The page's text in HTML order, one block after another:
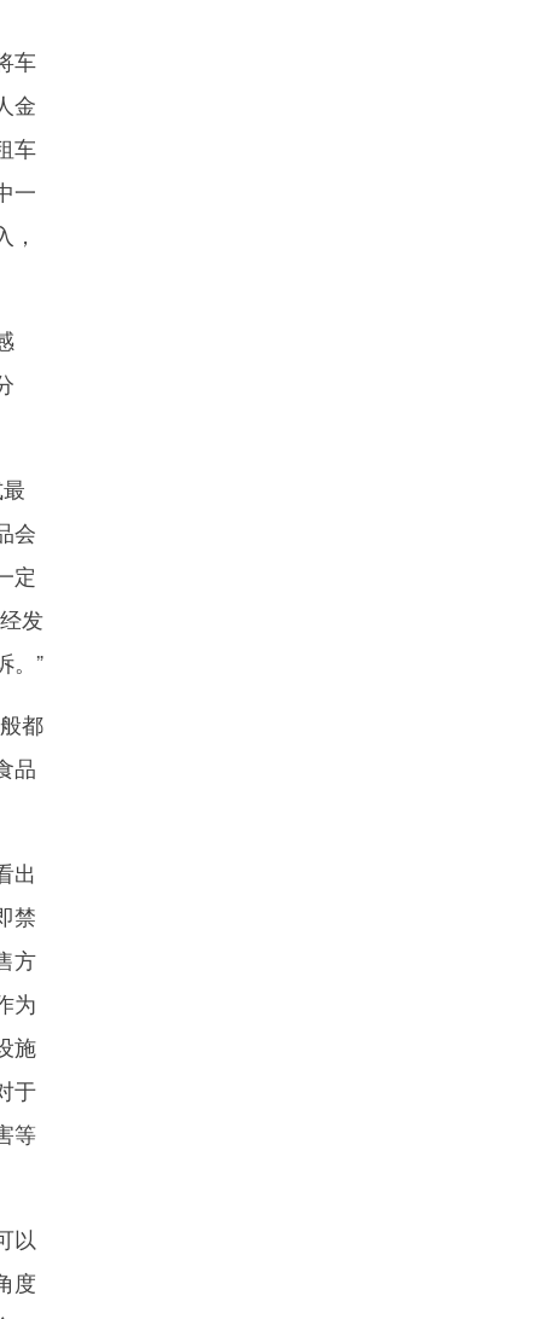
车
金
车
一
会
定
发
。”
都
品
出
禁
方
为
施
于
等
以
度